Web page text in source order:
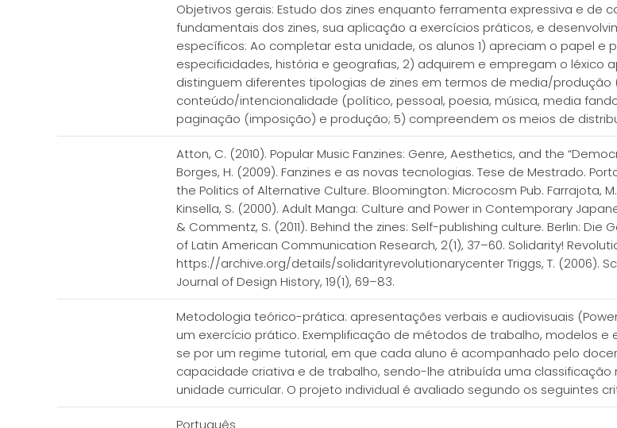
Objetivos gerais: Estudo dos zines enquanto ferramenta expressiva e
fundamentais dos zines, sua aplicação a exercícios práticos, e
específicos: Ao completar esta unidade, os alunos 1) apreciam o papel e
especificidades, história e geografias, 2) adquirem e empregam o léxico
distinguem diferentes tipologias de zines em termos de media/produção
conteúdo/intencionalidade (político, pessoal, poesia, música, media
paginação (imposição) e produção; 5) compreendem os meios de
Atton, C. (2010). Popular Music Fanzines: Genre, Aesthetics, and the
Borges, H. (2009). Fanzines e as novas tecnologias. Tese de Mestrado.
the Politics of Alternative Culture. Bloomington: Microcosm Pub. Farrajota,
Kinsella, S. (2000). Adult Manga: Culture and Power in Contemporary
& Commentz, S. (2011). Behind the zines: Self-publishing culture. Berlin: Die
of Latin American Communication Research, 2(1), 37–60. Solidarity!
https://archive.org/details/solidarityrevolutionarycenter Triggs, T. (2006).
Journal of Design History, 19(1), 69–83.
Metodologia teórico-prática: apresentações verbais e audiovisuais
um exercício prático. Exemplificação de métodos de trabalho, modelos
se por um regime tutorial, em que cada aluno é acompanhado pelo
capacidade criativa e de trabalho, sendo-lhe atribuída uma
unidade curricular. O projeto individual é avaliado segundo os seguintes
Português